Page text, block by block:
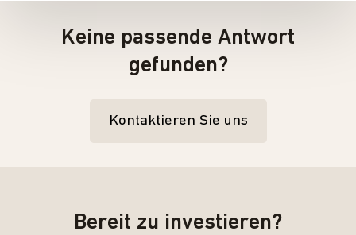
Keine passende Antwort
gefunden?
Kontaktieren Sie uns
Bereit zu investieren?